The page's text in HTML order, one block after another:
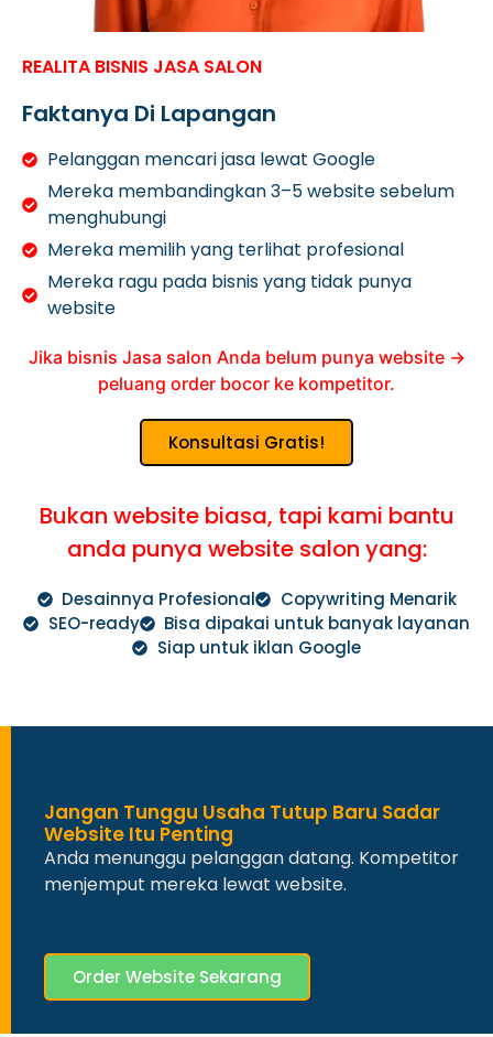
REALITA BISNIS JASA SALON
Faktanya Di Lapangan
Pelanggan mencari jasa lewat Google
Mereka membandingkan 3–5 website sebelum
menghubungi
Mereka memilih yang terlihat profesional
Mereka ragu pada bisnis yang tidak punya
website
Jika bisnis Jasa salon Anda belum punya website →
peluang order bocor ke kompetitor.
Konsultasi Gratis!
Bukan website biasa, tapi kami bantu
anda punya website salon yang:
Desainnya Profesional
Copywriting Menarik
SEO-ready
Bisa dipakai untuk banyak layanan
Siap untuk iklan Google
Jangan Tunggu Usaha Tutup Baru Sadar
Website Itu Penting
Anda menunggu pelanggan datang. Kompetitor
menjemput mereka lewat website.
Order Website Sekarang